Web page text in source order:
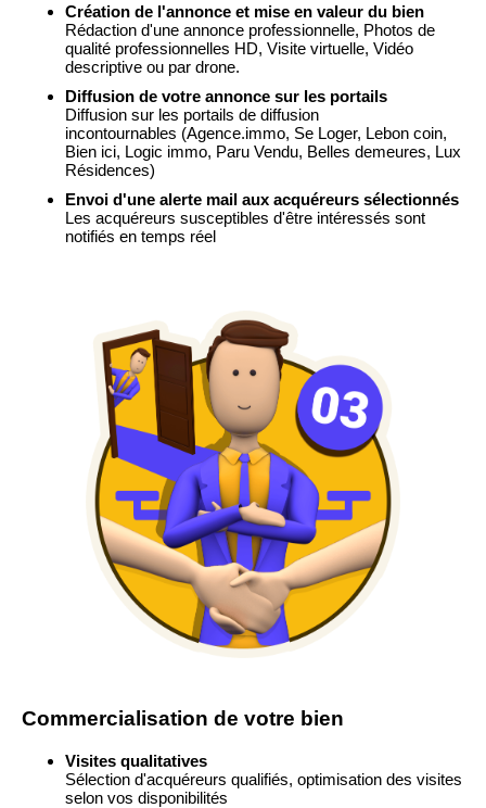
Création de l'annonce et mise en valeur du bien
Rédaction d'une annonce professionnelle, Photos de
qualité professionnelles HD, Visite virtuelle, Vidéo
descriptive ou par drone.
Diffusion de votre annonce sur les portails
Diffusion sur les portails de diffusion
incontournables (Agence.immo, Se Loger, Lebon coin,
Bien ici, Logic immo, Paru Vendu, Belles demeures, Lux
Résidences)
Envoi d'une alerte mail aux acquéreurs sélectionnés
Les acquéreurs susceptibles d'être intéressés sont
notifiés en temps réel
Commercialisation de votre bien
Visites qualitatives
Sélection d'acquéreurs qualifiés, optimisation des visites
selon vos disponibilités